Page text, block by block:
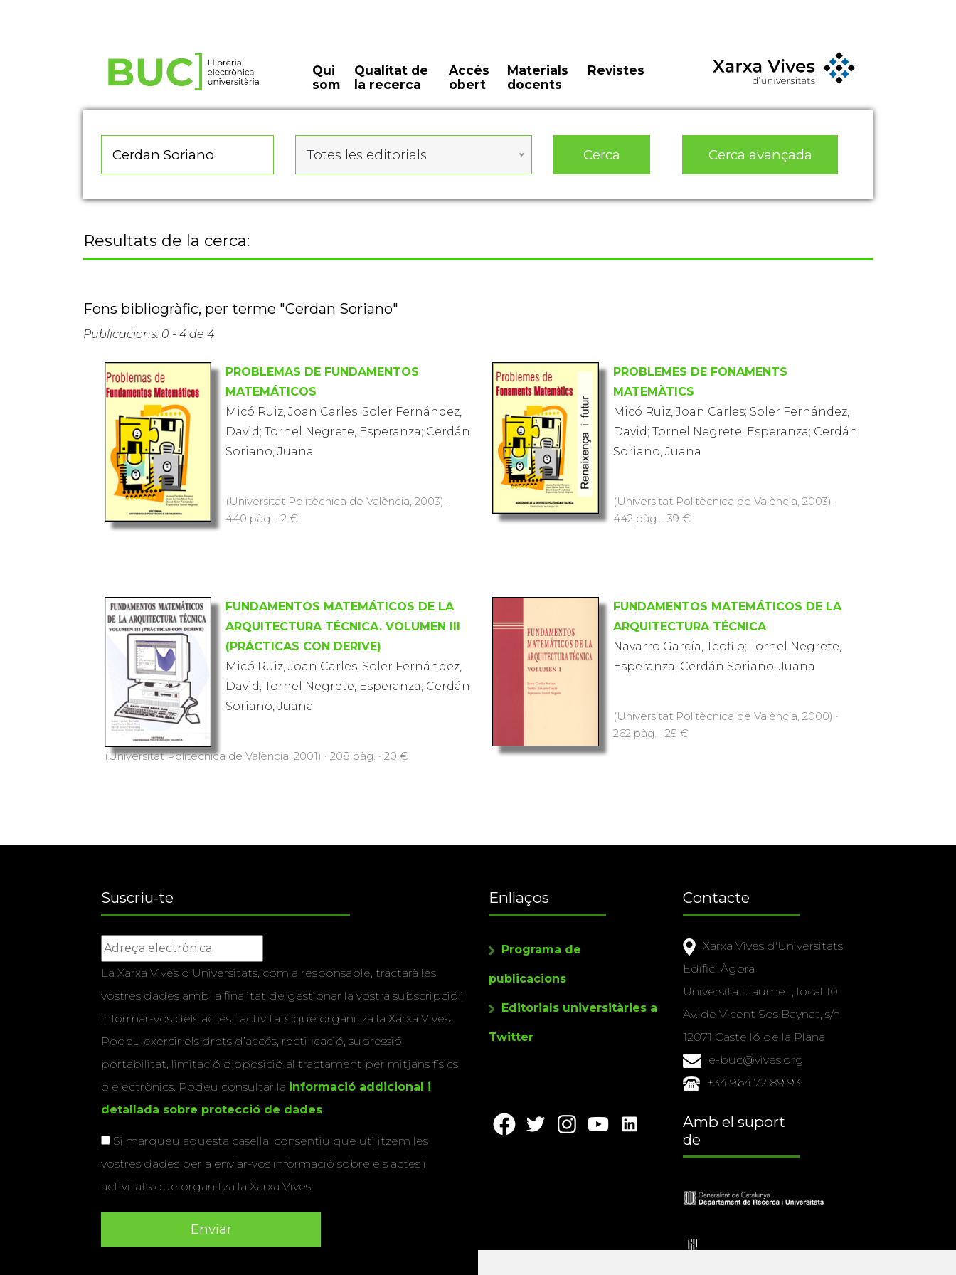
Qui
som
Qualitat de
la recerca
Accés
obert
Materials
docents
Revistes
Totes les editorials Cerca Cerca avançada
Resultats de la cerca:
Fons bibliogràfic, per terme "Cerdan Soriano"
Publicacions: 0 - 4 de 4
PROBLEMAS DE FUNDAMENTOS
MATEMÁTICOS
Micó Ruiz, Joan Carles; Soler Fernández,
David; Tornel Negrete, Esperanza; Cerdán
Soriano, Juana
(Universitat Politècnica de València, 2003) ·
440 pàg. · 2 €
PROBLEMES DE FONAMENTS
MATEMÀTICS
Micó Ruiz, Joan Carles; Soler Fernández,
David; Tornel Negrete, Esperanza; Cerdán
Soriano, Juana
(Universitat Politècnica de València, 2003) ·
442 pàg. · 39 €
FUNDAMENTOS MATEMÁTICOS DE LA
ARQUITECTURA TÉCNICA. VOLUMEN III
(PRÁCTICAS CON DERIVE)
Micó Ruiz, Joan Carles; Soler Fernández,
David; Tornel Negrete, Esperanza; Cerdán
Soriano, Juana
(Universitat Politècnica de València, 2001) · 208 pàg. · 20 €
FUNDAMENTOS MATEMÁTICOS DE LA
ARQUITECTURA TÉCNICA
Navarro García, Teofilo; Tornel Negrete,
Esperanza; Cerdán Soriano, Juana
(Universitat Politècnica de València, 2000) ·
262 pàg. · 25 €
Suscriu-te
La Xarxa Vives d’Universitats, com a responsable, tractarà les
vostres dades amb la finalitat de gestionar la vostra subscripció i
informar-vos dels actes i activitats que organitza la Xarxa Vives.
Podeu exercir els drets d’accés, rectificació, supressió,
portabilitat, limitació o oposició al tractament per mitjans físics
o electrònics. Podeu consultar la informació addicional i
detallada sobre protecció de dades.
Si marqueu aquesta casella, consentiu que utilitzem les
vostres dades per a enviar-vos informació sobre els actes i
activitats que organitza la Xarxa Vives.
Enllaços
Programa de
publicacions
Editorials universitàries a
Twitter
Contacte
Xarxa Vives d'Universitats
Edifici Àgora
Universitat Jaume I, local 10
Av. de Vicent Sos Baynat, s/n
12071 Castelló de la Plana
e-buc@vives.org
+34 964 72 89 93
Amb el suport
de